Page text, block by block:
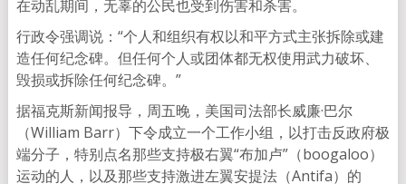
在动乱期间，无辜的公民也受到伤害和杀害。
行政令强调说：“个人和组织有权以和平方式主张拆除或建
造任何纪念碑。但任何个人或团体都无权使用武力破坏、
毁损或拆除任何纪念碑。”
据福克斯新闻报导，周五晚，美国司法部长威廉·巴尔
（William Barr）下令成立一个工作小组，以打击反政府极
端分子，特别点名那些支持极右翼“布加卢”（boogaloo）
运动的人，以及那些支持激进左翼安提法（Antifa）的